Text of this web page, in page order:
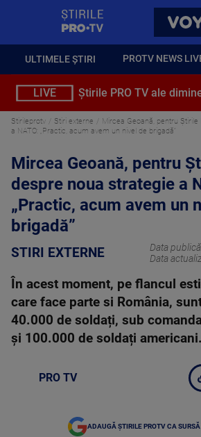
ULTIMELE ȘTIRI PROTV NEWS
LIVE Știrile PRO TV ale
Stirileprotv Stiri externe
Mircea Geoană, pentru
a NATO: „Practic, acum avem un nivel de brigadă”
Mircea Geoană, pentru
despre noua strategie a
„Practic, acum avem un
brigadă”
STIRI EXTERNE Data
Data
În acest moment, pe flancul
care face parte si România,
40.000 de soldați, sub
și 100.000 de soldați americani.
PRO TV
ADAUGĂ ȘTIRILE PROTV CA SURSĂ